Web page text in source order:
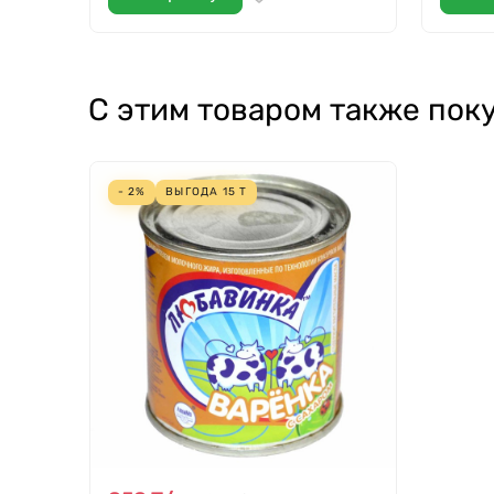
С этим товаром также
- 2% ВЫГОДА 15 Т